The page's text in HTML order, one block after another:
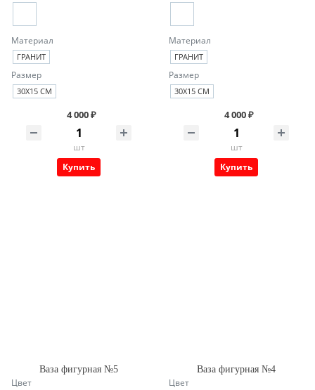
Материал
ГРАНИТ
Размер
30Х15 СМ
4 000 ₽
шт
Купить
Материал
ГРАНИТ
Размер
30Х15 СМ
4 000 ₽
шт
Купить
Ваза фигурная №5
Цвет
Ваза фигурная №4
Цвет